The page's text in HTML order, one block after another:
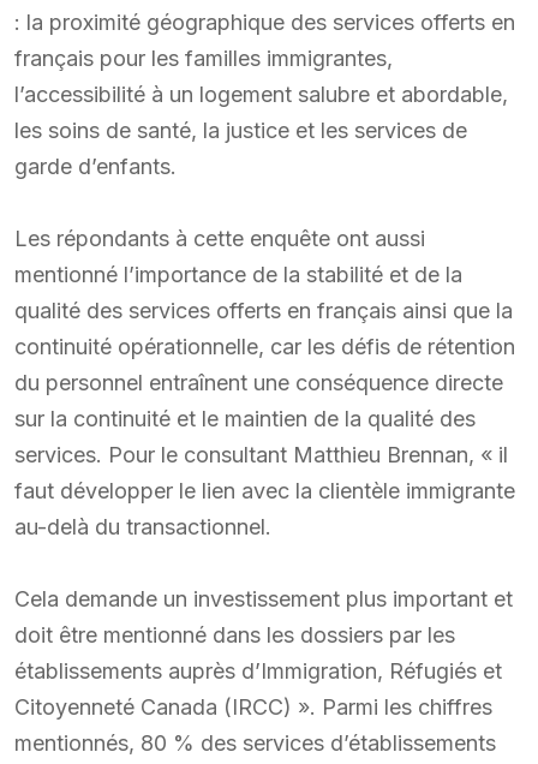
: la proximité géographique des services offerts en
français pour les familles immigrantes,
l’accessibilité à un logement salubre et abordable,
les soins de santé, la justice et les services de
garde d’enfants.
Les répondants à cette enquête ont aussi
mentionné l’importance de la stabilité et de la
qualité des services offerts en français ainsi que la
continuité opérationnelle, car les défis de rétention
du personnel entraînent une conséquence directe
sur la continuité et le maintien de la qualité des
services. Pour le consultant Matthieu Brennan, « il
faut développer le lien avec la clientèle immigrante
au-delà du transactionnel.
Cela demande un investissement plus important et
doit être mentionné dans les dossiers par les
établissements auprès d’Immigration, Réfugiés et
Citoyenneté Canada (IRCC) ». Parmi les chiffres
mentionnés, 80 % des services d’établissements